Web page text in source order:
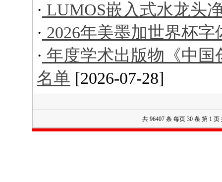
· LUMOS嵌入式水龙头
· 2026年美墨加世界杯字
· 年度学术出版物《中国
名单 [2026-07-28]
共 96407 条 每页 30 条 第 1